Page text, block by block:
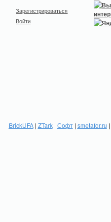
Зарегистрироваться
Войти
BrickUFA| ZTark| Софт| smetafor.ru |